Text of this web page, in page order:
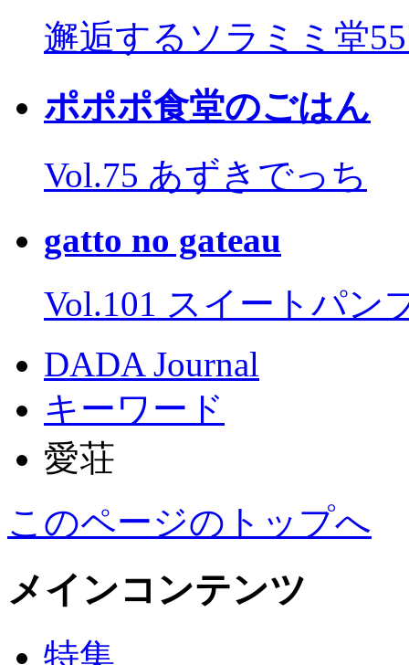
邂逅するソラミミ堂
ポポポ食堂のごはん
Vol.75 あずきでっち
gatto no gateau
Vol.101 スイートパン
DADA Journal
キーワード
愛荘
このページのトップへ
メインコンテンツ
特集